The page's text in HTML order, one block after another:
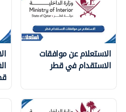
الاستعلام عن موافقات
الاستقدام في قطر